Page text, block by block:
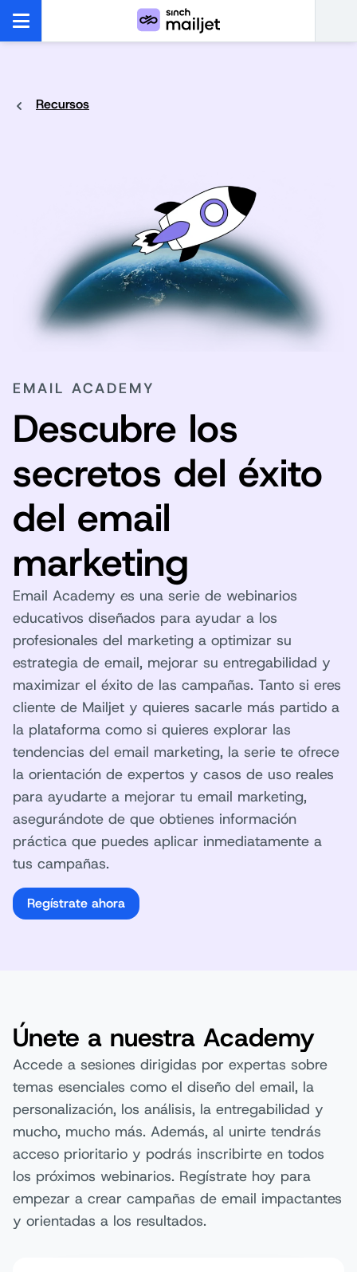
Recursos
EMAIL ACADEMY
Descubre los
secretos del éxito
del email
marketing
Email Academy es una serie de webinarios
educativos diseñados para ayudar a los
profesionales del marketing a optimizar su
estrategia de email, mejorar su entregabilidad y
maximizar el éxito de las campañas. Tanto si eres
cliente de Mailjet y quieres sacarle más partido a
la plataforma como si quieres explorar las
tendencias del email marketing, la serie te ofrece
la orientación de expertos y casos de uso reales
para ayudarte a mejorar tu email marketing,
asegurándote de que obtienes información
práctica que puedes aplicar inmediatamente a
tus campañas.
Regístrate ahora
Únete a nuestra Academy
Accede a sesiones dirigidas por expertas sobre
temas esenciales como el diseño del email, la
personalización, los análisis, la entregabilidad y
mucho, mucho más. Además, al unirte tendrás
acceso prioritario y podrás inscribirte en todos
los próximos webinarios. Regístrate hoy para
empezar a crear campañas de email impactantes
y orientadas a los resultados.